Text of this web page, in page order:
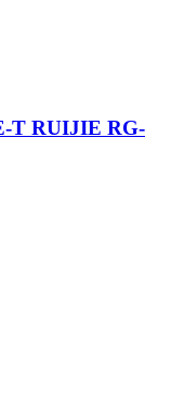
T RUIJIE RG-